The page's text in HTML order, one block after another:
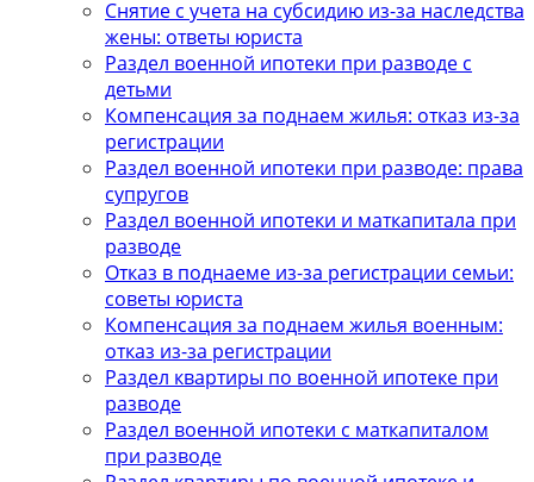
Снятие с учета на субсидию из-за наследства
жены: ответы юриста
Раздел военной ипотеки при разводе с
детьми
Компенсация за поднаем жилья: отказ из-за
регистрации
Раздел военной ипотеки при разводе: права
супругов
Раздел военной ипотеки и маткапитала при
разводе
Отказ в поднаеме из-за регистрации семьи:
советы юриста
Компенсация за поднаем жилья военным:
отказ из-за регистрации
Раздел квартиры по военной ипотеке при
разводе
Раздел военной ипотеки с маткапиталом
при разводе